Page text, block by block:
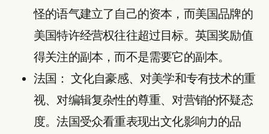
怪的语气建立了自己的资本，而美国品牌的
美国特许经营权往往超过目标。英国奖励值
得关注的副本，而不是需要它的副本。
法国： 文化自豪感、对美学和专有技术的重
视、对编辑复杂性的尊重、对营销的怀疑态
度。法国受众看重表现出文化影响力的品